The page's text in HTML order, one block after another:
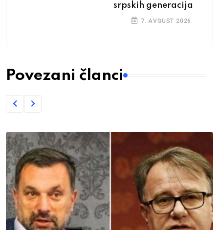
srpskih generacija
7. AVGUST 2026.
Povezani članci